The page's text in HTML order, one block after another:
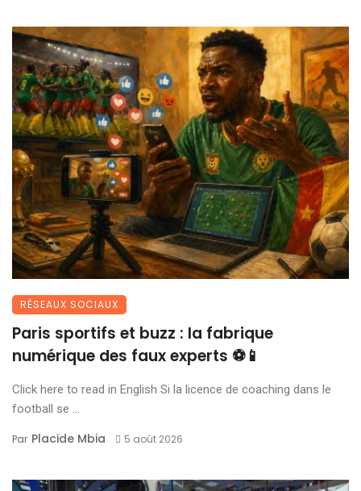
RÉSEAUX SOCIAUX
Paris sportifs et buzz : la fabrique
numérique des faux experts ⚽📱
Click here to read in English Si la licence de coaching dans le
football se ...
Par Placide Mbia 5 août 2026